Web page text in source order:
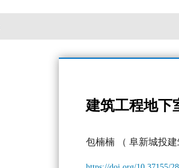
建筑工程地下
包楠楠 （ 阜新城投